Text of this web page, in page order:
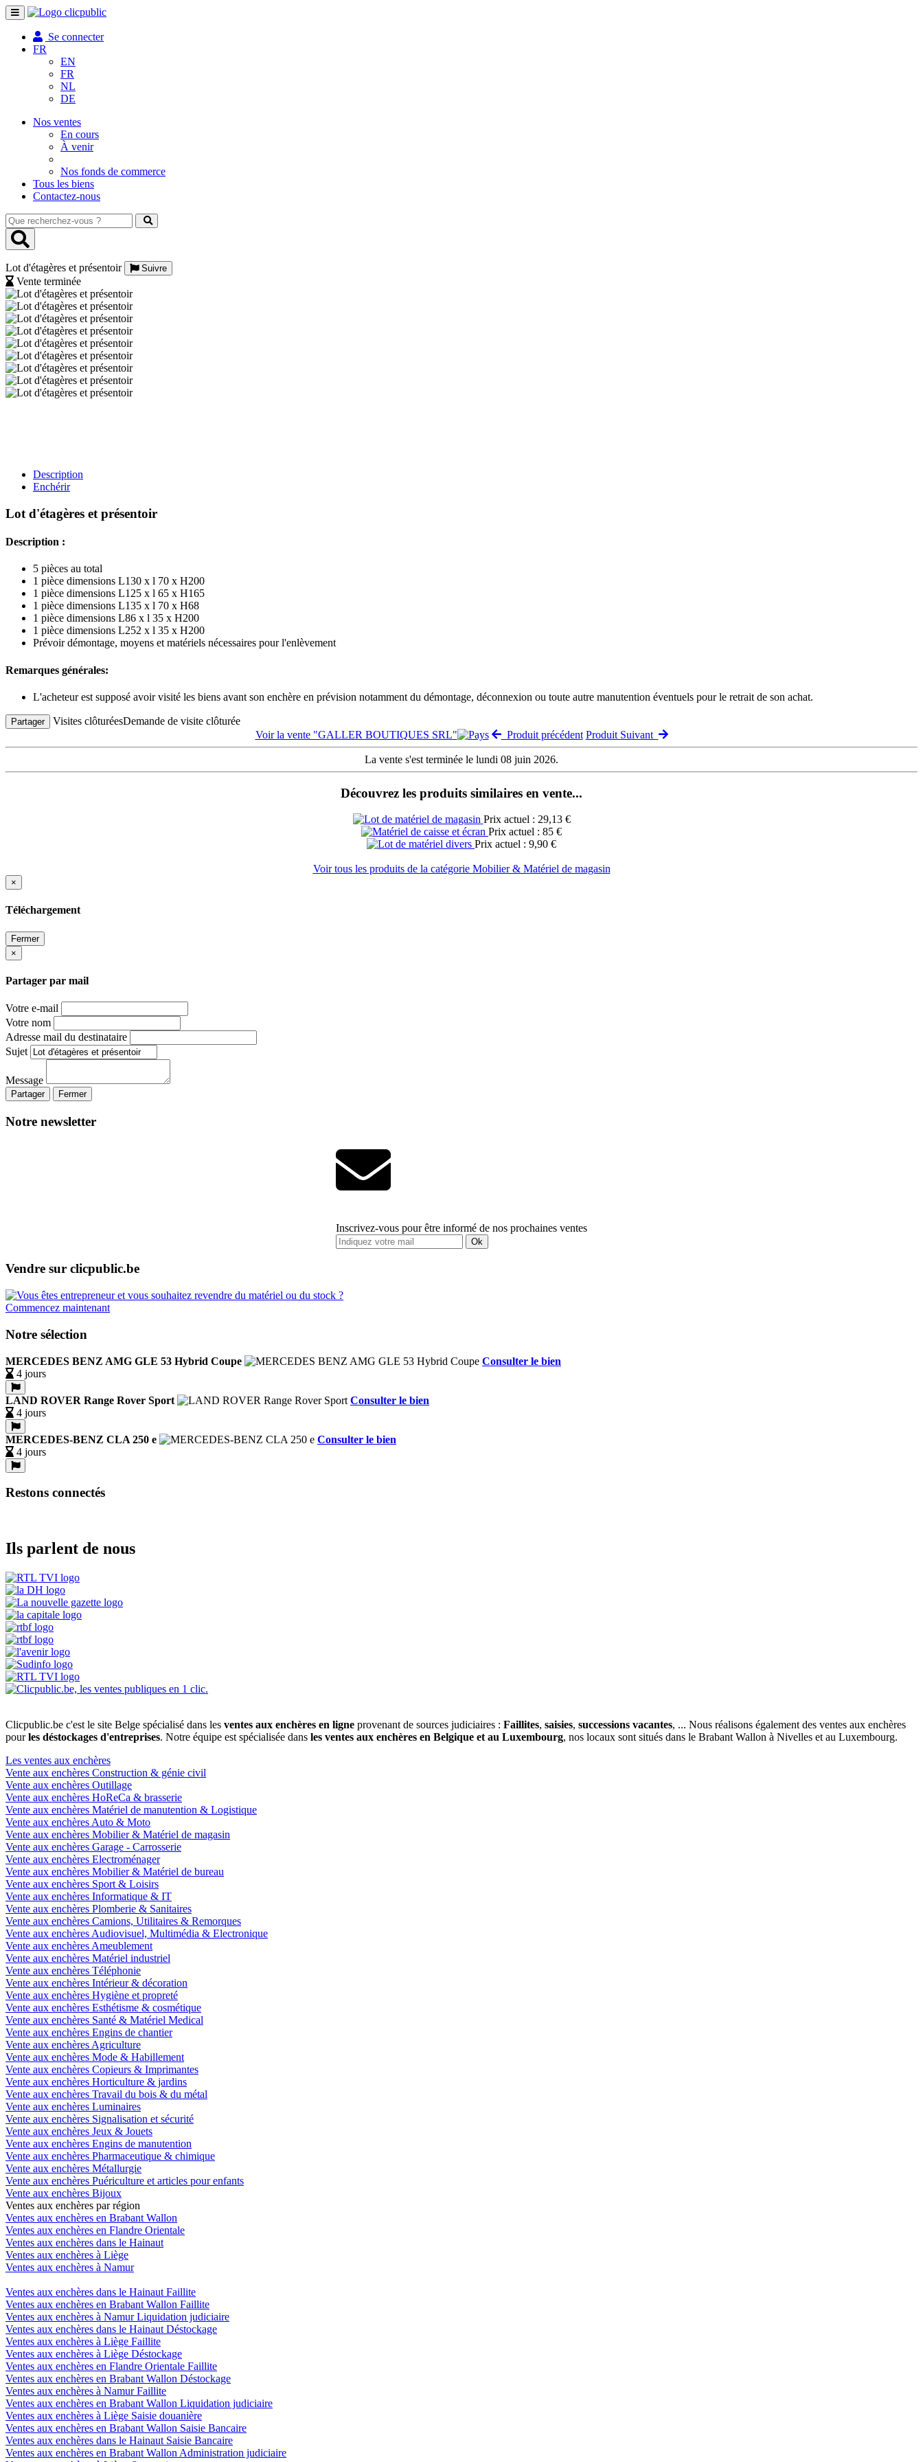
Toggle
navigation
Se connecter
FR
EN
FR
NL
DE
Nos ventes
En cours
À venir
Nos fonds de commerce
Tous les biens
Contactez-nous
Que
recherchez-
vous
Lot d'étagères et présentoir
Suivre
Vente terminée
Description
Enchérir
Lot d'étagères et présentoir
Description :
5 pièces au total
1 pièce dimensions L130 x l 70 x H200
1 pièce dimensions L125 x l 65 x H165
1 pièce dimensions L135 x l 70 x H68
1 pièce dimensions L86 x l 35 x H200
1 pièce dimensions L252 x l 35 x H200
Prévoir démontage, moyens et matériels nécessaires pour l'enlèvement
Remarques générales:
L'acheteur est supposé avoir visité les biens avant son enchère en prévision notamment du démontage, déconnexion ou toute autre manutention éventuels pour le retrait de son achat.
Partager Visites clôturéesDemande de visite clôturée
Voir la vente "GALLER BOUTIQUES SRL"
Produit précédent Produit Suivant
La vente s'est terminée le lundi 08 juin 2026.
Découvrez les produits similaires en vente...
Prix actuel : 29,13 €
Prix actuel : 85 €
Prix actuel : 9,90 €
Voir tous les produits de la catégorie Mobilier & Matériel de magasin
×
Téléchargement
Fermer
×
Partager par mail
Votre e-mail
Votre nom
Adresse mail du destinataire
Sujet
Message
Partager Fermer
Notre newsletter
Inscrivez-vous pour être informé de nos prochaines ventes
Ok
Vendre sur clicpublic.be
Commencez maintenant
Notre sélection
MERCEDES BENZ AMG GLE 53 Hybrid Coupe
Consulter le bien
4 jours
LAND ROVER Range Rover Sport
Consulter le bien
4 jours
MERCEDES-BENZ CLA 250 e
Consulter le bien
4 jours
Restons connectés
Ils parlent de nous
Clicpublic.be c'est le site Belge spécialisé dans les ventes aux enchères en ligne provenant de sources judiciaires : Faillites, saisies, successions vacantes, ... Nous réalisons également des ventes aux enchères
pourles déstockages d'entreprises. Notre équipe est spécialisée dans les ventes aux enchères en Belgique et au Luxembourg, nos locaux sont situés dans le Brabant Wallon à Nivelles et au Luxembourg.
Les ventes aux enchères
Vente aux enchères Construction & génie civil
Vente aux enchères Outillage
Vente aux enchères HoReCa & brasserie
Vente aux enchères Matériel de manutention & Logistique
Vente aux enchères Auto & Moto
Vente aux enchères Mobilier & Matériel de magasin
Vente aux enchères Garage - Carrosserie
Vente aux enchères Electroménager
Vente aux enchères Mobilier & Matériel de bureau
Vente aux enchères Sport & Loisirs
Vente aux enchères Informatique & IT
Vente aux enchères Plomberie & Sanitaires
Vente aux enchères Camions, Utilitaires & Remorques
Vente aux enchères Audiovisuel, Multimédia & Electronique
Vente aux enchères Ameublement
Vente aux enchères Matériel industriel
Vente aux enchères Téléphonie
Vente aux enchères Intérieur & décoration
Vente aux enchères Hygiène et propreté
Vente aux enchères Esthétisme & cosmétique
Vente aux enchères Santé & Matériel Medical
Vente aux enchères Engins de chantier
Vente aux enchères Agriculture
Vente aux enchères Mode & Habillement
Vente aux enchères Copieurs & Imprimantes
Vente aux enchères Horticulture & jardins
Vente aux enchères Travail du bois & du métal
Vente aux enchères Luminaires
Vente aux enchères Signalisation et sécurité
Vente aux enchères Jeux & Jouets
Vente aux enchères Engins de manutention
Vente aux enchères Pharmaceutique & chimique
Vente aux enchères Métallurgie
Vente aux enchères Puériculture et articles pour enfants
Vente aux enchères Bijoux
Ventes aux enchères par région
Ventes aux enchères en Brabant Wallon
Ventes aux enchères en Flandre Orientale
Ventes aux enchères dans le Hainaut
Ventes aux enchères à Liège
Ventes aux enchères à Namur
Ventes aux enchères dans le Hainaut Faillite
Ventes aux enchères en Brabant Wallon Faillite
Ventes aux enchères à Namur Liquidation judiciaire
Ventes aux enchères dans le Hainaut Déstockage
Ventes aux enchères à Liège Faillite
Ventes aux enchères à Liège Déstockage
Ventes aux enchères en Flandre Orientale Faillite
Ventes aux enchères en Brabant Wallon Déstockage
Ventes aux enchères à Namur Faillite
Ventes aux enchères en Brabant Wallon Liquidation judiciaire
Ventes aux enchères à Liège Saisie douanière
Ventes aux enchères en Brabant Wallon Saisie Bancaire
Ventes aux enchères dans le Hainaut Saisie Bancaire
Ventes aux enchères en Brabant Wallon Administration judiciaire